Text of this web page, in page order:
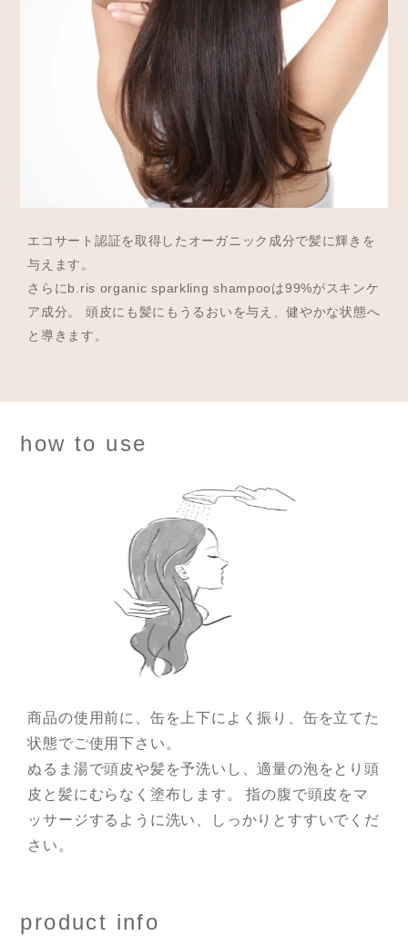
エコサート認証を取得したオーガニック成分で髪に輝きを
与えます。
さらにb.ris organic sparkling shampooは99%がスキンケ
ア成分。 頭皮にも髪にもうるおいを与え、健やかな状態へ
と導きます。
how to use
商品の使用前に、缶を上下によく振り、缶を立てた
状態でご使用下さい。
ぬるま湯で頭皮や髪を予洗いし、適量の泡をとり頭
皮と髪にむらなく塗布します。
指の腹で頭皮をマ
ッサージするように洗い、しっかりとすすいでくだ
さい。
product info